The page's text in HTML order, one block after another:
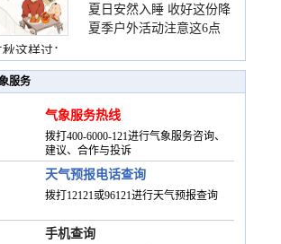
秋这样过：
灾害 这些前兆要知道
夏日安然入睡 收好这份降
温小贴士
夏季户外活动注意这6点
服务
气象服务热线
拨打400-6000-121进行气象服务咨询、
建议、合作与投诉
天气预报电话查询
拨打12121或96121进行天气预报查询
手机查询